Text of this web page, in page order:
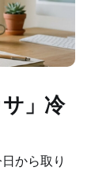
」冷
から取り